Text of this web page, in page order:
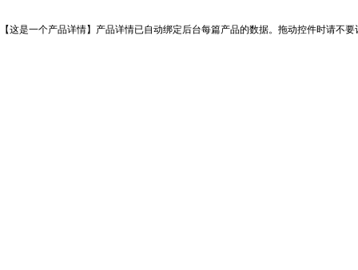
【这是一个产品详情】产品详情已自动绑定后台每篇产品的数据。拖动控件时请